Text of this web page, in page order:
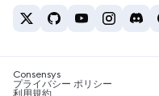
お問い合わせ
ETH→USDT
USDTの購入
SHIBの購入
税制関連ニュース
Consensys
プライバシー ポリシー
利用規約